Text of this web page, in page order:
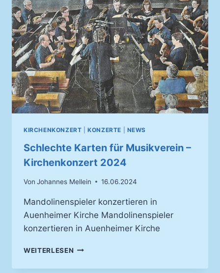
KIRCHENKONZERT |KONZERTE NEWS
Schlechte Karten für Musikverein –
Kirchenkonzert 2024
Von Johannes Mellein 16.06.2024
Mandolinenspieler konzertieren in
Auenheimer Kirche Mandolinenspieler
konzertieren in Auenheimer Kirche
WEITERLESEN SCHLECHTE
FÜR